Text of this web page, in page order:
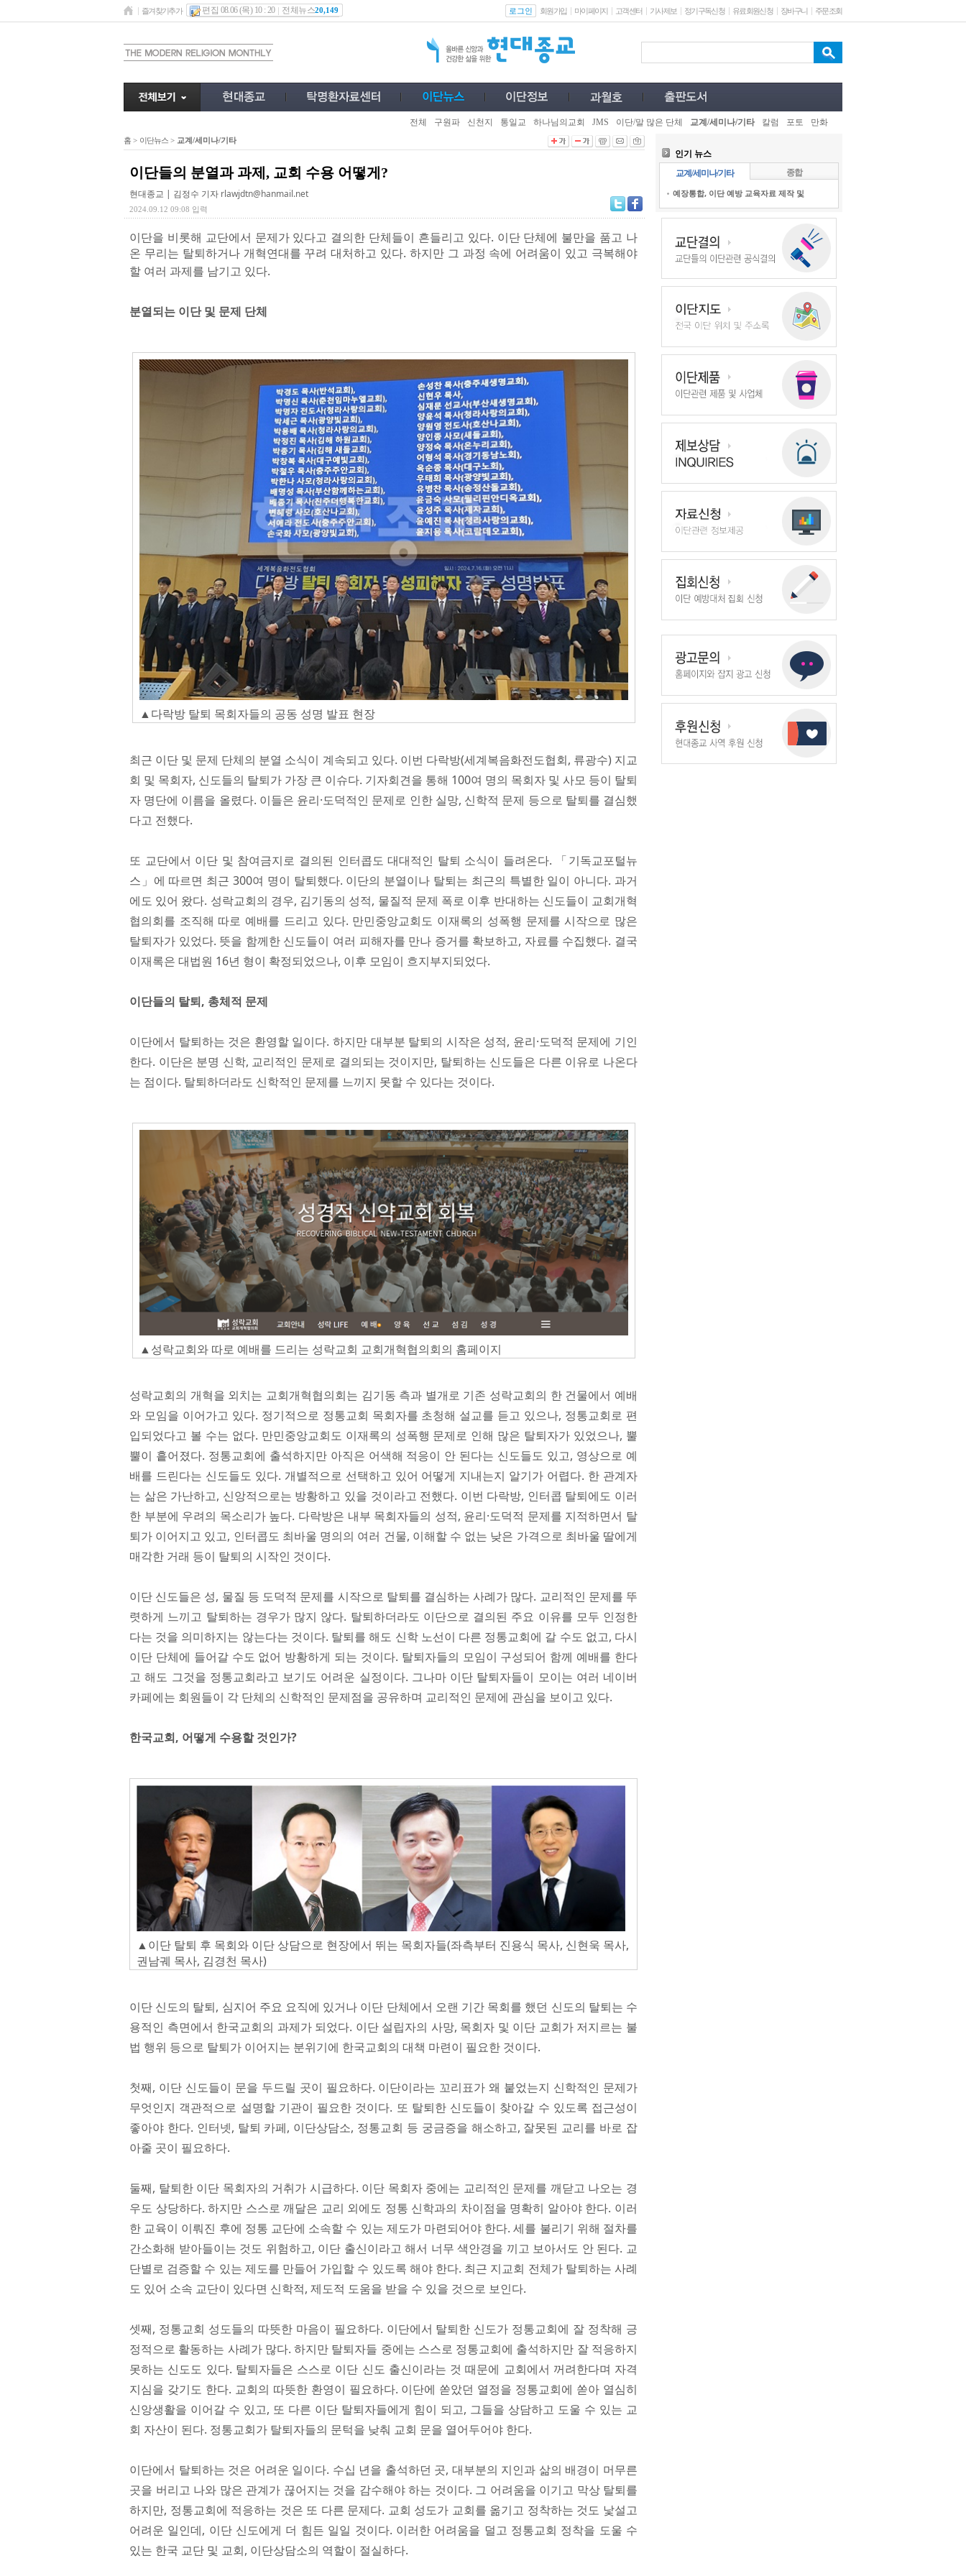
즐겨찾기추가 편집 08.06 (목) 10 : 20 전체뉴스20,149 로그인 회원가입 마이페이지 고객센터 기사제보 정기구독신청 유료회원신청 장바구니 주문조회
전체 구원파 신천지 통일교 하나님의교회 JMS 이단/말 많은 단체 교계/세미나/기타 칼럼 포토 만화
홈 > 이단뉴스 > 교계/세미나/기타
이단들의 분열과 과제, 교회 수용 어떻게?
현대종교 | 김정수 기자 rlawjdtn@hanmail.net
2024.09.12 09:08 입력
이단을 비롯해 교단에서 문제가 있다고 결의한 단체들이 흔들리고 있다. 이단 단체에 불만을 품고 나
온 무리는 탈퇴하거나 개혁연대를 꾸려 대처하고 있다. 하지만 그 과정 속에 어려움이 있고 극복해야
할 여러 과제를 남기고 있다.
분열되는 이단 및 문제 단체
▲다락방 탈퇴 목회자들의 공동 성명 발표 현장
최근 이단 및 문제 단체의 분열 소식이 계속되고 있다. 이번 다락방(세계복음화전도협회, 류광수) 지교
회 및 목회자, 신도들의 탈퇴가 가장 큰 이슈다. 기자회견을 통해 100여 명의 목회자 및 사모 등이 탈퇴
자 명단에 이름을 올렸다. 이들은 윤리·도덕적인 문제로 인한 실망, 신학적 문제 등으로 탈퇴를 결심했
다고 전했다.
또 교단에서 이단 및 참여금지로 결의된 인터콥도 대대적인 탈퇴 소식이 들려온다. 「기독교포털뉴
스」에 따르면 최근 300여 명이 탈퇴했다. 이단의 분열이나 탈퇴는 최근의 특별한 일이 아니다. 과거
에도 있어 왔다. 성락교회의 경우, 김기동의 성적, 물질적 문제 폭로 이후 반대하는 신도들이 교회개혁
협의회를 조직해 따로 예배를 드리고 있다. 만민중앙교회도 이재록의 성폭행 문제를 시작으로 많은
탈퇴자가 있었다. 뜻을 함께한 신도들이 여러 피해자를 만나 증거를 확보하고, 자료를 수집했다. 결국
이재록은 대법원 16년 형이 확정되었으나, 이후 모임이 흐지부지되었다.
이단들의 탈퇴, 총체적 문제
이단에서 탈퇴하는 것은 환영할 일이다. 하지만 대부분 탈퇴의 시작은 성적, 윤리·도덕적 문제에 기인
한다. 이단은 분명 신학, 교리적인 문제로 결의되는 것이지만, 탈퇴하는 신도들은 다른 이유로 나온다
는 점이다. 탈퇴하더라도 신학적인 문제를 느끼지 못할 수 있다는 것이다.
▲성락교회와 따로 예배를 드리는 성락교회 교회개혁협의회의 홈페이지
성락교회의 개혁을 외치는 교회개혁협의회는 김기동 측과 별개로 기존 성락교회의 한 건물에서 예배
와 모임을 이어가고 있다. 정기적으로 정통교회 목회자를 초청해 설교를 듣고 있으나, 정통교회로 편
입되었다고 볼 수는 없다. 만민중앙교회도 이재록의 성폭행 문제로 인해 많은 탈퇴자가 있었으나, 뿔
뿔이 흩어졌다. 정통교회에 출석하지만 아직은 어색해 적응이 안 된다는 신도들도 있고, 영상으로 예
배를 드린다는 신도들도 있다. 개별적으로 선택하고 있어 어떻게 지내는지 알기가 어렵다. 한 관계자
는 삶은 가난하고, 신앙적으로는 방황하고 있을 것이라고 전했다. 이번 다락방, 인터콥 탈퇴에도 이러
한 부분에 우려의 목소리가 높다. 다락방은 내부 목회자들의 성적, 윤리·도덕적 문제를 지적하면서 탈
퇴가 이어지고 있고, 인터콥도 최바울 명의의 여러 건물, 이해할 수 없는 낮은 가격으로 최바울 딸에게
매각한 거래 등이 탈퇴의 시작인 것이다.
이단 신도들은 성, 물질 등 도덕적 문제를 시작으로 탈퇴를 결심하는 사례가 많다. 교리적인 문제를 뚜
렷하게 느끼고 탈퇴하는 경우가 많지 않다. 탈퇴하더라도 이단으로 결의된 주요 이유를 모두 인정한
다는 것을 의미하지는 않는다는 것이다. 탈퇴를 해도 신학 노선이 다른 정통교회에 갈 수도 없고, 다시
이단 단체에 들어갈 수도 없어 방황하게 되는 것이다. 탈퇴자들의 모임이 구성되어 함께 예배를 한다
고 해도 그것을 정통교회라고 보기도 어려운 실정이다. 그나마 이단 탈퇴자들이 모이는 여러 네이버
카페에는 회원들이 각 단체의 신학적인 문제점을 공유하며 교리적인 문제에 관심을 보이고 있다.
한국교회, 어떻게 수용할 것인가?
▲이단 탈퇴 후 목회와 이단 상담으로 현장에서 뛰는 목회자들(좌측부터 진용식 목사, 신현욱 목사,
권남궤 목사, 김경천 목사)
이단 신도의 탈퇴, 심지어 주요 요직에 있거나 이단 단체에서 오랜 기간 목회를 했던 신도의 탈퇴는 수
용적인 측면에서 한국교회의 과제가 되었다. 이단 설립자의 사망, 목회자 및 이단 교회가 저지르는 불
법 행위 등으로 탈퇴가 이어지는 분위기에 한국교회의 대책 마련이 필요한 것이다.
첫째, 이단 신도들이 문을 두드릴 곳이 필요하다. 이단이라는 꼬리표가 왜 붙었는지 신학적인 문제가
무엇인지 객관적으로 설명할 기관이 필요한 것이다. 또 탈퇴한 신도들이 찾아갈 수 있도록 접근성이
좋아야 한다. 인터넷, 탈퇴 카페, 이단상담소, 정통교회 등 궁금증을 해소하고, 잘못된 교리를 바로 잡
아줄 곳이 필요하다.
둘째, 탈퇴한 이단 목회자의 거취가 시급하다. 이단 목회자 중에는 교리적인 문제를 깨닫고 나오는 경
우도 상당하다. 하지만 스스로 깨달은 교리 외에도 정통 신학과의 차이점을 명확히 알아야 한다. 이러
한 교육이 이뤄진 후에 정통 교단에 소속할 수 있는 제도가 마련되어야 한다. 세를 불리기 위해 절차를
간소화해 받아들이는 것도 위험하고, 이단 출신이라고 해서 너무 색안경을 끼고 보아서도 안 된다. 교
단별로 검증할 수 있는 제도를 만들어 가입할 수 있도록 해야 한다. 최근 지교회 전체가 탈퇴하는 사례
도 있어 소속 교단이 있다면 신학적, 제도적 도움을 받을 수 있을 것으로 보인다.
셋째, 정통교회 성도들의 따뜻한 마음이 필요하다. 이단에서 탈퇴한 신도가 정통교회에 잘 정착해 긍
정적으로 활동하는 사례가 많다. 하지만 탈퇴자들 중에는 스스로 정통교회에 출석하지만 잘 적응하지
못하는 신도도 있다. 탈퇴자들은 스스로 이단 신도 출신이라는 것 때문에 교회에서 꺼려한다며 자격
지심을 갖기도 한다. 교회의 따뜻한 환영이 필요하다. 이단에 쏟았던 열정을 정통교회에 쏟아 열심히
신앙생활을 이어갈 수 있고, 또 다른 이단 탈퇴자들에게 힘이 되고, 그들을 상담하고 도울 수 있는 교
회 자산이 된다. 정통교회가 탈퇴자들의 문턱을 낮춰 교회 문을 열어두어야 한다.
이단에서 탈퇴하는 것은 어려운 일이다. 수십 년을 출석하던 곳, 대부분의 지인과 삶의 배경이 머무른
곳을 버리고 나와 많은 관계가 끊어지는 것을 감수해야 하는 것이다. 그 어려움을 이기고 막상 탈퇴를
하지만, 정통교회에 적응하는 것은 또 다른 문제다. 교회 성도가 교회를 옮기고 정착하는 것도 낯설고
어려운 일인데, 이단 신도에게 더 힘든 일일 것이다. 이러한 어려움을 덜고 정통교회 정착을 도울 수
있는 한국 교단 및 교회, 이단상담소의 역할이 절실하다.
인기 뉴스
교계/세미나/기타
종합
예장통합, 이단 예방 교육자료 제작 및